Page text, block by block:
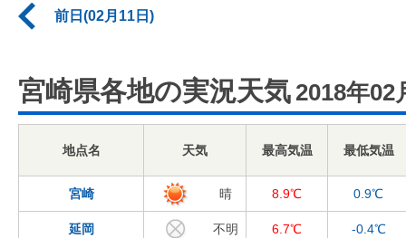
前日(02月11日)
宮崎県各地の実況天気 2018年02
地点名 天気 最高気温 最低気温
宮崎 晴 8.9℃ 0.9℃
延岡 不明 6.7℃ -0.4℃